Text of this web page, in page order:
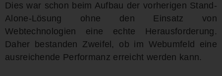
Dies war schon beim Aufbau der vorherigen Stand-
Alone-Lösung ohne den Einsatz von
Webtechnologien eine echte Herausforderung.
Daher bestanden Zweifel, ob im Webumfeld eine
ausreichende Performanz erreicht werden kann.